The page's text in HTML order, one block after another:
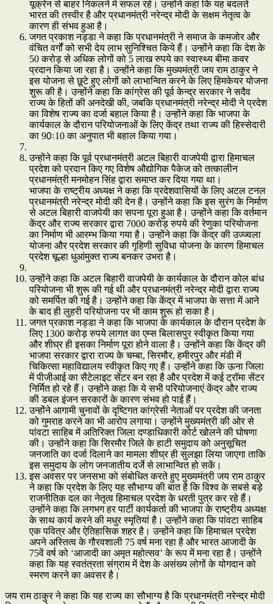
यूक्रेन से बाहर निकलने में सफल रहे। उन्होंने कहा कि यह बदलते
भारत की तस्वीर है और प्रधानमंत्री नरेन्द्र मोदी के सक्षम नेतृत्व के
कारण ही संभव हुआ है।
जगत प्रकाश नड्डा ने कहा कि प्रधानमंत्री ने समाज के कमजोर और
वंचित वर्गों को सभी देय लाभ सुनिश्चित किये हैं। उन्होंने कहा कि देश के
50 करोड़ से अधिक लोगों को 5 लाख रुपये का स्वास्थ्य बीमा कवर
प्रदान किया जा रहा है। उन्होंने कहा कि मुख्यमंत्री जय राम ठाकुर ने
इस योजना से छूटे हुए लोगों को लाभान्वित करने के लिए हिमकेयर योजना
शुरू की है। उन्होंने कहा कि कांग्रेस की पूर्व केन्द्र सरकार ने सदैव
राज्य के हितों की अनदेखी की, जबकि प्रधानमंत्री नरेन्द्र मोदी ने प्रदेश
का विशेष राज्य का दर्जा बहाल किया है। उन्होंने कहा कि भाजपा के
कार्यकाल के दौरान परियोजनाओं के लिए केंद्र तथा राज्य की हिस्सेदारी
का 90ः10 का अनुपात भी बहाल किया गया।
उन्होंने कहा कि पूर्व प्रधानमंत्री अटल बिहारी वाजपेयी द्वारा हिमाचल
प्रदेश को प्रदान किए गए विशेष औद्योगिक पैकेज को तत्कालीन
प्रधानमंत्री मनमोहन सिंह द्वारा समाप्त कर दिया गया था।
भाजपा के राष्ट्रीय अध्यक्ष ने कहा कि प्रदेशवासियों के लिए अटल टनल
प्रधानमंत्री नरेन्द्र मोदी की देन है। उन्होंने कहा कि इस सुरंग के निर्माण
से अटल बिहारी वाजपेयी का सपना पूरा हुआ है। उन्होंने कहा कि वर्तमान
केंद्र और राज्य सरकार द्वारा 7000 करोड़ रुपये की रेणुका परियोजना
का निर्माण भी आरम्भ किया गया है। उन्होंने कहा कि केंद्र की उज्ज्वला
योजना और प्रदेश सरकार की गृहिणी सुविधा योजना के कारण हिमाचल
प्रदेश चूल्हा धुआंमुक्त राज्य बनकर उभरा है।
उन्होंने कहा कि अटल बिहारी वाजपेयी के कार्यकाल के दौरान कोल बांध
परियोजना भी शुरू की गई थी और प्रधानमंत्री नरेन्द्र मोदी द्वारा राज्य
को समर्पित की गई है। उन्होंने कहा कि केंद्र में भाजपा के सत्ता में आने
के बाद ही लुहरी परियोजना पर भी काम शुरू हो सका है।
जगत प्रकाश नड्डा ने कहा कि भाजपा के कार्यकाल के दौरान प्रदेश के
लिए 1300 करोड़ रुपये लागत का एम्स बिलासपुर स्वीकृत किया गया
और शीघ्र ही इसका निर्माण पूरा होने वाला है। उन्होंने कहा कि केंद्र की
भाजपा सरकार द्वारा राज्य के चम्बा, सिरमौर, हमीरपुर और मंडी में
चिकित्सा महाविद्यालय स्वीकृत किए गए हैं। उन्होंने कहा कि ऊना जिला
में पीजीआई का सैटेलाइट सेंटर बन रहा है और प्रदेश में कई ट्रॉमा सेंटर
निर्मित हो रहे हैं। उन्होंने कहा कि ये सभी परियोजनाएं केंद्र और राज्य
की डबल इंजन सरकारों के कारण संभव हो पाई हैं।
उन्होंने आगामी चुनावों के दृष्टिगत कांग्रेसी नेताओं पर प्रदेश की जनता
को गुमराह करने का भी आरोप लगाया। उन्होंने मुख्यमंत्री की ओर से
पांवटा साहिब में अतिरिक्त जिला दण्डाधिकारी कोर्ट खोलने की घोषणा
की। उन्होंने कहा कि सिरमौर जिले के हाटी समुदाय को अनुसूचित
जनजाति का दर्जा दिलाने का मामला शीघ्र ही सुलझा लिया जाएगा ताकि
इस समुदाय के लोग जनजातीय दर्जे से लाभान्वित हो सकें।
इस अवसर पर जनसभा को संबोधित करते हुए मुख्यमंत्री जय राम ठाकुर
ने कहा कि प्रदेश के लिए यह सौभाग्य की बात है कि विश्व के सबसे बड़े
राजनीतिक दल का नेतृत्व हिमाचल प्रदेश के धरती पुत्र कर रहे हैं।
उन्होंने कहा कि लगभग हर पार्टी कार्यकर्ता की भाजपा के राष्ट्रीय अध्यक्ष
के साथ कार्य करने की मधुर स्मृतियां है। उन्होंने कहा कि पांवटा साहिब
एक पवित्र और ऐतिहासिक शहर है। उन्होंने कहा कि हिमाचल प्रदेश
अपने अस्तित्व के गौरवशाली 75 वर्ष मना रहा है और भारत आजादी के
75वें वर्ष को ‘आजादी का अमृत महोत्सव’ के रूप में मना रहा है। उन्होंने
कहा कि यह स्वतंत्रता संग्राम में देश के असंख्य लोगों के योगदान को
स्मरण करने का अवसर है।
जय राम ठाकुर ने कहा कि यह राज्य का सौभाग्य है कि प्रधानमंत्री नरेन्द्र मोदी